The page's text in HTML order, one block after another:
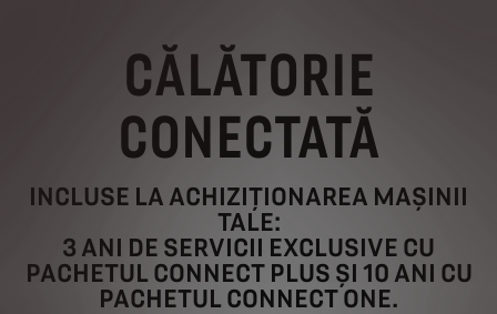
CĂLĂTORIE
CONECTATĂ
INCLUSE LA ACHIZIȚIONAREA MAȘINII
TALE:
3 ANI DE SERVICII EXCLUSIVE CU
PACHETUL CONNECT PLUS ȘI 10 ANI CU
PACHETUL CONNECT ONE.